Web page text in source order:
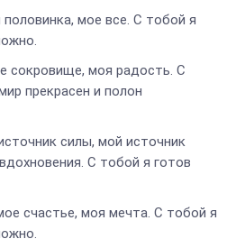
мое все. С тобой я
сокровище, моя радость. С
прекрасен и полон
силы, мой источник
С тобой я готов
счастье, моя мечта. С тобой я